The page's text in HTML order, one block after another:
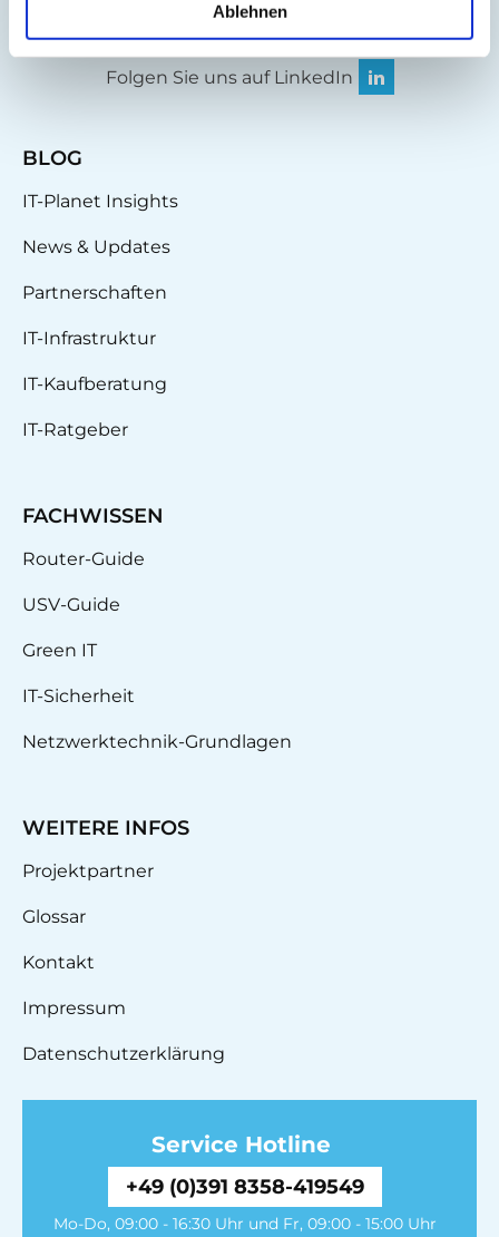
Ablehnen
Besuchen Sie unseren Onlineshop
Folgen Sie uns auf LinkedIn
BLOG
IT-Planet Insights
News & Updates
Partnerschaften
IT-Infrastruktur
IT-Kaufberatung
IT-Ratgeber
FACHWISSEN
Router-Guide
USV-Guide
Green IT
IT-Sicherheit
Netzwerktechnik-Grundlagen
WEITERE INFOS
Projektpartner
Glossar
Kontakt
Impressum
Datenschutzerklärung
Service Hotline
+49 (0)391 8358-419549
Mo-Do, 09:00 - 16:30 Uhr und Fr, 09:00 - 15:00 Uhr